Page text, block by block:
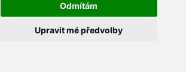
Odmítám
Upravit mé předvolby